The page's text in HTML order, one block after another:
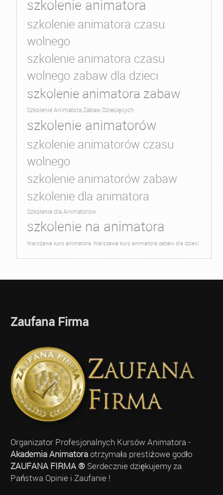
szkolenie animatora
szkolenie animatora czasu
wolnego
szkolenie animatora czasu
wolnego zabaw dla dzieci
szkolenie animatora zabaw
Szkolenie Animatora Zabaw Dziecięcych
szkolenie animatorów
szkolenie animatorów czasu
wolnego
szkolenie animatorów zabaw
szkolenie dla animatora
Szkolenie dla Animatorów
szkolenie na animatora
Warszawa kurs animatora Warszawa kurs animatora zabaw dla dzieci
Zaufana Firma
Organizator Profesjonalnych Kursów Animatora -
Akademia Animatoraotrzymała prestiżowe godło
ZAUFANA FIRMA ®Serdecznie dziękujemy za
Państwa Opinie i Zaufanie !